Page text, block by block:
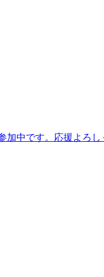
加中です。 応援よろし